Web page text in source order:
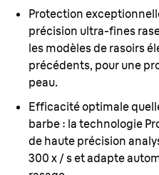
Protection
précision ultra-fines
les modèles de rasoirs
précédents, pour une
peau.
Efficacité optimale
barbe : la technologie
de haute précision
300 x / s et adapte